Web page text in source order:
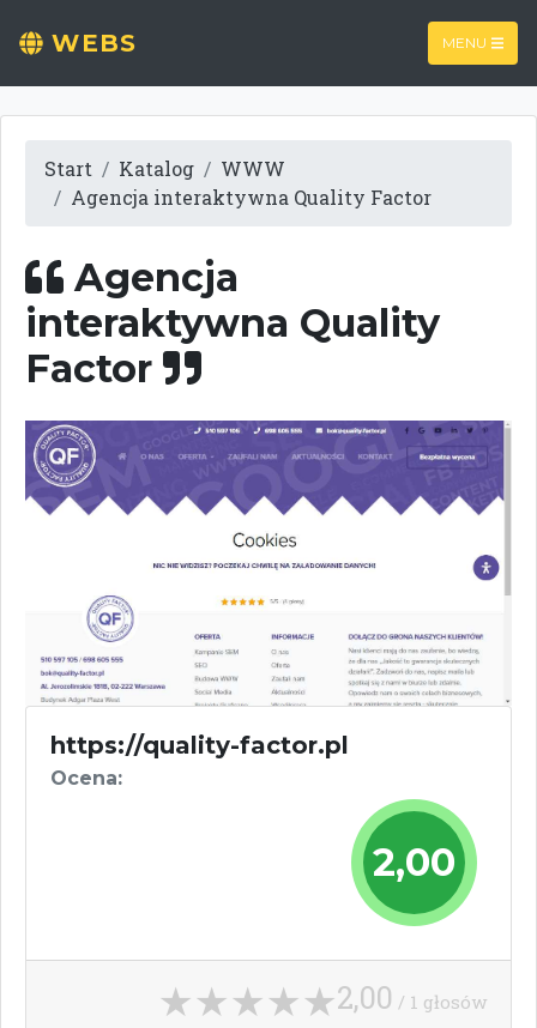
WEBS MENU
Start Katalog
WWW
Agencja interaktywna Quality Factor
Agencja
interaktywna Quality
Factor
https://quality-factor.pl
Ocena:
2,00
2,00 / 1 głosów